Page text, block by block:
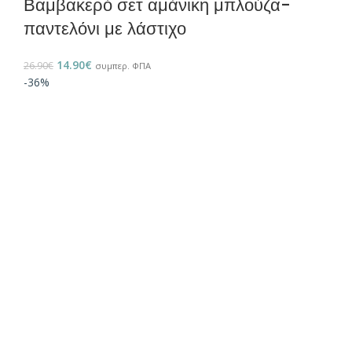
Βαμβακερό σετ αμάνικη μπλούζα-
παντελόνι με λάστιχο
26.90€ 14.90€ συμπερ. ΦΠΑ
-36%